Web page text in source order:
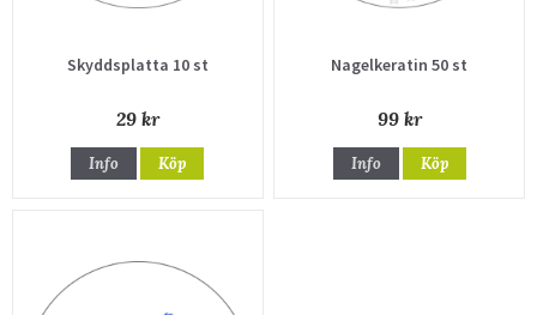
Skyddsplatta 10 st
29 kr
Info Köp
Nagelkeratin 50 st
99 kr
Info Köp